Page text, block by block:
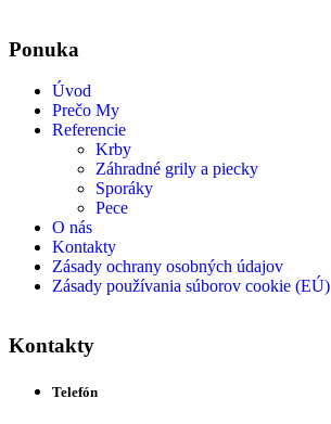
Ponuka
Úvod
Prečo My
Referencie
Krby
Záhradné grily a piecky
Sporáky
Pece
O nás
Kontakty
Zásady ochrany osobných údajov
Zásady používania súborov cookie (EÚ)
Kontakty
Telefón